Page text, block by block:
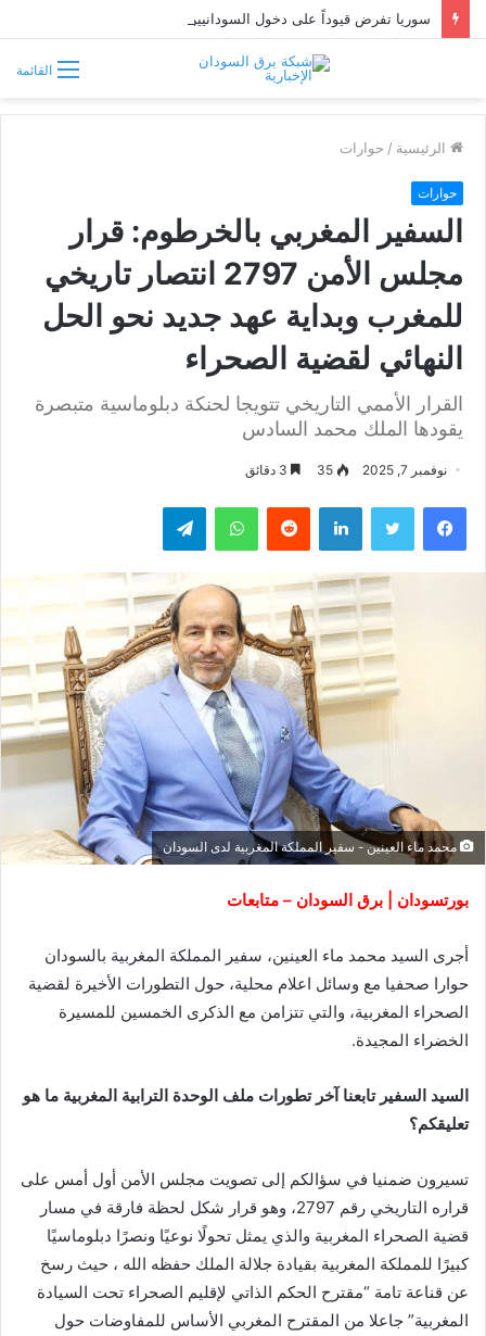
القائمة
الرئيسية / حوارات
حوارات
السفير المغربي بالخرطوم: قرار
مجلس الأمن 2797 انتصار تاريخي
للمغرب وبداية عهد جديد نحو الحل
النهائي لقضية الصحراء
القرار الأممي التاريخي تتويجا لحنكة دبلوماسية متبصرة
يقودها الملك محمد السادس
نوفمبر 7, 2025 35
فيسبوك تويتر لينكدإن واتساب تيلقرام
محمد ماء العينين - سفير المملكة المغربية لدى السودان
بورتسودان | برق السودان – متابعات
أجرى السيد محمد ماء العينين، سفير المملكة المغربية بالسودان
حوارا صحفيا مع وسائل اعلام محلية، حول التطورات الأخيرة لقضية
الصحراء المغربية، والتي تتزامن مع الذكرى الخمسين للمسيرة
الخضراء المجيدة.
السيد السفير تابعنا آخر تطورات ملف الوحدة الترابية المغربية ما هو
تعليقكم؟
تسيرون ضمنيا في سؤالكم إلى تصويت مجلس الأمن أول أمس على
قراره التاريخي رقم 2797، وهو قرار شكل لحظة فارقة في مسار
قضية الصحراء المغربية والذي يمثل تحولًا نوعيًا ونصرًا دبلوماسيًا
كبيرًا للمملكة المغربية بقيادة جلالة الملك حفظه الله ، حيث رسخ
عن قناعة تامة “مقترح الحكم الذاتي لإقليم الصحراء تحت السيادة
المغربية” جاعلا من المقترح المغربي الأساس للمفاوضات حول